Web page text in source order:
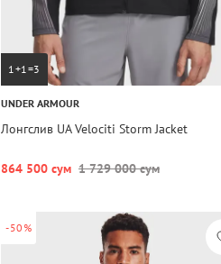
1+1=3
UNDER ARMOUR
Лонгслив UA Velociti Storm Jacket
864 500 сум 1 729 000 сум
-50%